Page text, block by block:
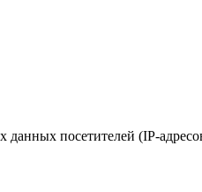
данных посетителей (IP-